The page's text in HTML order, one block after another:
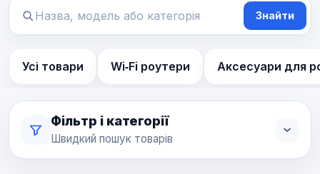
Пошук
Знайти
Усі товари Wi‑Fi роутери Аксесуари для
Фільтр і категорії
Швидкий пошук товарів